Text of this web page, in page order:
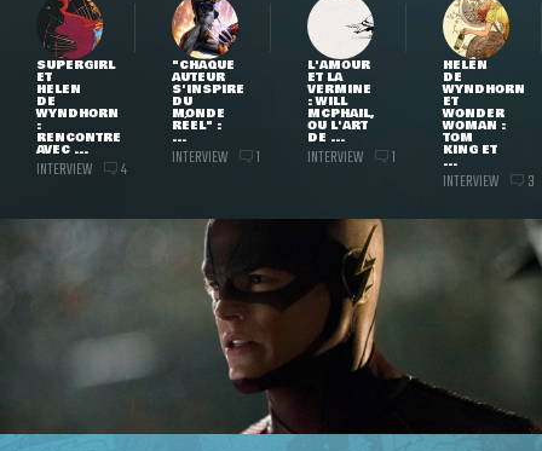
SUPERGIRL
ET
HELEN
DE
WYNDHORN
:
RENCONTRE
AVEC ...
INTERVIEW 4
"CHAQUE
AUTEUR
S'INSPIRE
DU
MONDE
RÉEL" :
...
INTERVIEW 1
L'AMOUR
ET LA
VERMINE
: WILL
MCPHAIL,
OU L'ART
DE ...
INTERVIEW 1
HELEN
DE
WYNDHORN
ET
WONDER
WOMAN :
TOM
KING ET
...
INTERVIEW 3